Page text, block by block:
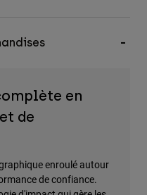
en
de
enroulé autour
de confiance.